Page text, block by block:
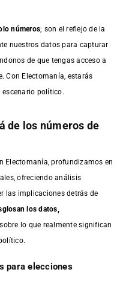
números; son el reflejo de la
nuestros datos para capturar
de que tengas acceso a
Con Electomanía, estarás
escenario político.
de los números de
Electomanía, profundizamos en
ofreciendo análisis
las implicaciones detrás de
los datos,
sobre lo que realmente significan
para elecciones